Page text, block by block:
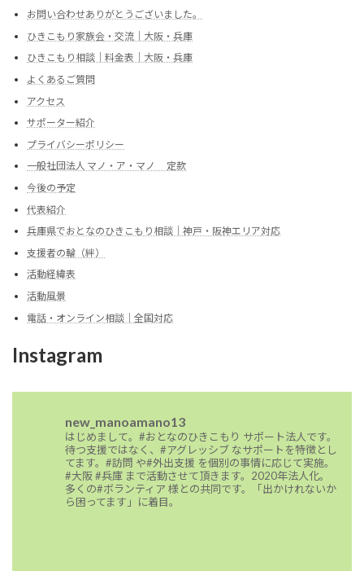
お問い合わせありがとうございました。
ひきこもり家族会・交流｜大阪・兵庫
ひきこもり相談｜料金表｜大阪・兵庫
よくあるご質問
アクセス
サポーター紹介
プライバシーポリシー
一般社団法人 マノ・ア・マノ 定款
今後の予定
代表紹介
兵庫県でおとなのひきこもり相談｜神戸・阪神エリア対応
支援者の輪（絆）
活動経緯表
活動風景
電話・オンライン相談｜全国対応
Instagram
new_manoamano13
はじめまして。#おとなのひきこもり サポート法人です。
待つ支援ではなく、#アグレッシブ なサポートを特徴とし
てます。#訪問 や#外出支援 を個別の事情に応じて実施。
#大阪 #兵庫 まで活動させて頂きます。2020年法人化。
多くの#ボランティア 様との共同です。「出かけれないか
ら困ってます」に着目。